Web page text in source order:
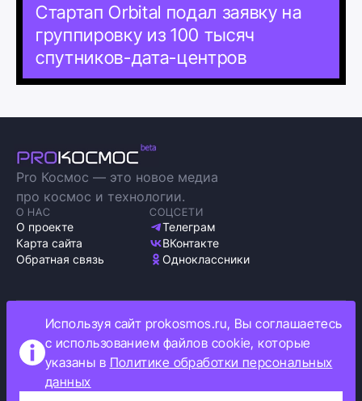
Стартап Orbital подал заявку на
группировку из 100 тысяч
спутников-дата-центров
Pro Космос — это новое медиа
про космос и технологии.
О НАС
О проекте
Карта сайта
Обратная связь
СОЦСЕТИ
Телеграм
ВКонтакте
Одноклассники
Политика обработки персональных данных
Как мы используем cookie
Информация об ограничениях
Используя сайт prokosmos.ru, Вы соглашаетесь
с использованием файлов cookie, которые
указаны в Политике обработки персональных
данных